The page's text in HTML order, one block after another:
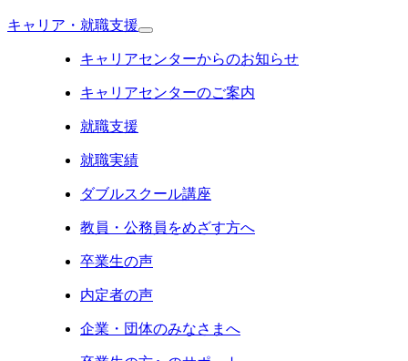
キャリア・就職支援
キャリアセンターからのお知らせ
キャリアセンターのご案内
就職支援
就職実績
ダブルスクール講座
教員・公務員をめざす方へ
卒業生の声
内定者の声
企業・団体のみなさまへ